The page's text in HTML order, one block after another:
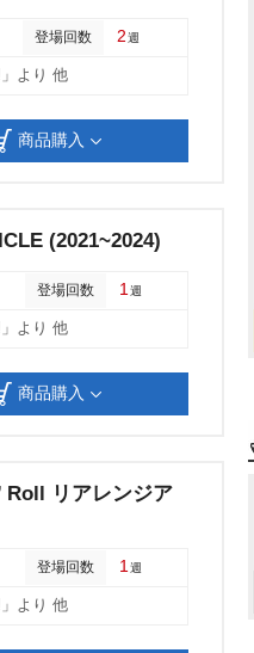
登場回数 2週
より 他
商品購入
(2021~2024)
登場回数 1 週
より 他
商品購入
Roll リアレンジア
登場回数 1 週
より 他